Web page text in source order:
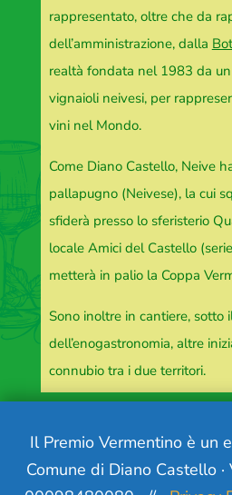
rappresentato, oltre che da
dell’amministrazione, dalla
realtà fondata nel 1983 da
vignaioli neivesi, per
vini nel Mondo.
Come Diano Castello, Neive
pallapugno (Neivese), la cui
sfiderà presso lo sferisterio
locale Amici del Castello
metterà in palio la Coppa
Sono inoltre in cantiere, sotto
dell’enogastronomia, altre
connubio tra i due territori.
Il Premio Vermentino è un
Comune di Diano Castello ·